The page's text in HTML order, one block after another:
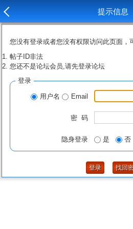
提示信息
您没有登录或者您没有权限访问此页面，
帖子ID非法
您还不是论坛会员,请先登录论坛
登录
用户名 Email
密 码
隐身登录 是 否